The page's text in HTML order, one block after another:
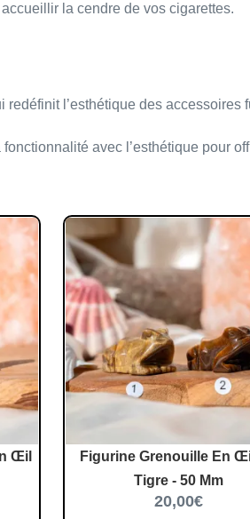
la cendre de vos cigarettes.
redéfinit l’esthétique des
avec l’esthétique pour
Œil
Figurine Grenouille En
Tigre - 50 Mm
20,00€